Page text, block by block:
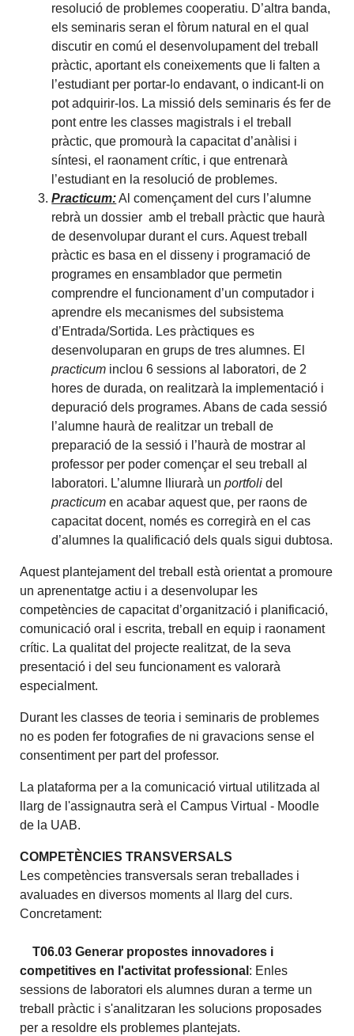
resolució de problemes cooperatiu. D’altra banda,
els seminaris seran el fòrum natural en el qual
discutir en comú el desenvolupament del treball
pràctic, aportant els coneixements que li falten a
l’estudiant per portar-lo endavant, o indicant-li on
pot adquirir-los. La missió dels seminaris és fer de
pont entre les classes magistrals i el treball
pràctic, que promourà la capacitat d’anàlisi i
síntesi, el raonament crític, i que entrenarà
l’estudiant en la resolució de problemes.
Practicum:Al començament del curs l’alumne
rebrà un dossier amb el treball pràctic que haurà
de desenvolupar durant el curs. Aquest treball
pràctic es basa en el disseny i programació de
programes en ensamblador que permetin
comprendre el funcionament d’un computador i
aprendre els mecanismes del subsistema
d’Entrada/Sortida. Les pràctiques es
desenvoluparan en grups de tres alumnes. El
practicum inclou 6 sessions al laboratori, de 2
hores de durada, on realitzarà la implementació i
depuració dels programes. Abans de cada sessió
l’alumne haurà de realitzar un treball de
preparació de la sessió i l’haurà de mostrar al
professor per poder començar el seu treball al
laboratori. L’alumne lliurarà unportfoli del
practicum en acabar aquest que, per raons de
capacitat docent, només es corregirà en el cas
d’alumnes la qualificació dels quals sigui dubtosa.
Aquest plantejament del treball està orientat a promoure
un aprenentatge actiu i a desenvolupar les
competències de capacitat d’organització i planificació,
comunicació oral i escrita, treball en equip i raonament
crític. La qualitat del projecte realitzat, de la seva
presentació i del seu funcionament es valorarà
especialment.
Durant les classes de teoria i seminaris de problemes
no es poden fer fotografies de ni gravacions sense el
consentiment per part del professor.
La plataforma per a la comunicació virtual utilitzada al
llarg de l'assignautra serà el Campus Virtual - Moodle
de la UAB.
COMPETÈNCIES TRANSVERSALS
Les competències transversals seran treballades i
avaluades en diversos moments al llarg del curs.
Concretament:
T06.03 Generar propostes innovadores i
competitives en l'activitat professional : Enles
sessions de laboratori els alumnes duran a terme un
treball pràctic i s'analitzaran les solucions proposades
per a resoldre els problemes plantejats.